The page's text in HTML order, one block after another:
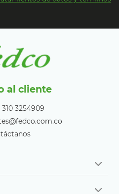
al cliente
3254909